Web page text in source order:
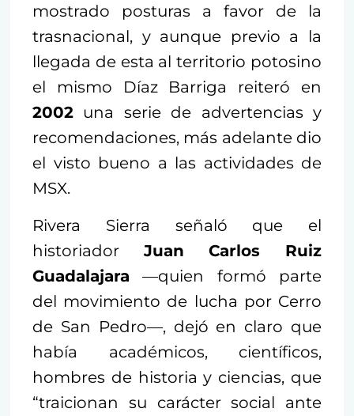
mostrado posturas a favor de la
trasnacional, y aunque previo a la
llegada de esta al territorio potosino
el mismo Díaz Barriga reiteró en
2002 una serie de advertencias y
recomendaciones, más adelante dio
el visto bueno a las actividades de
MSX.
Rivera Sierra señaló que el
historiadorJuan Carlos Ruiz
Guadalajara —quien formó parte
del movimiento de lucha por Cerro
de San Pedro—, dejó en claro que
había académicos, científicos,
hombres de historia y ciencias, que
“traicionan su carácter social ante